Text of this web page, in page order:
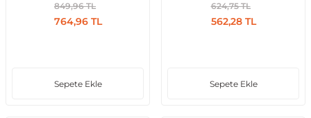
849,96 TL
764,96 TL
Sepete Ekle
624,75 TL
562,28 TL
Sepete Ekle